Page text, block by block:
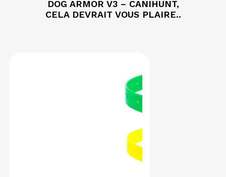
DOG ARMOR V3 – CANIHUNT,
CELA DEVRAIT VOUS PLAIRE..